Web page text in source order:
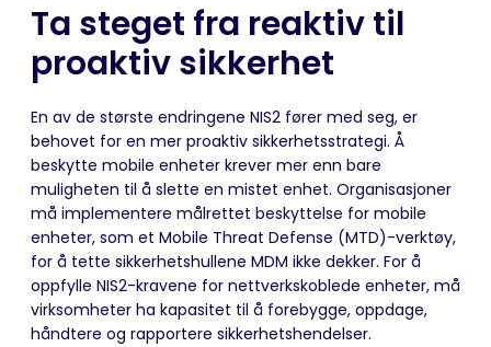
Ta steget fra reaktiv til
proaktiv sikkerhet
En av de største endringene NIS2 fører med seg, er
behovet for en mer proaktiv sikkerhetsstrategi. Å
beskytte mobile enheter krever mer enn bare
muligheten til å slette en mistet enhet. Organisasjoner
må implementere målrettet beskyttelse for mobile
enheter, som et Mobile Threat Defense (MTD)-verktøy,
for å tette sikkerhetshullene MDM ikke dekker. For å
oppfylle NIS2-kravene for nettverkskoblede enheter, må
virksomheter ha kapasitet til å forebygge, oppdage,
håndtere og rapportere sikkerhetshendelser.